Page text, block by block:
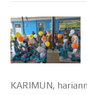
KARIMUN,